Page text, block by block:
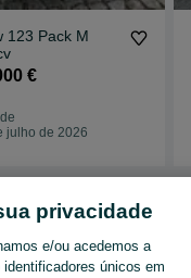
123 Pack M
€
julho de 2026
privacidade
e/ou acedemos a
únicos em